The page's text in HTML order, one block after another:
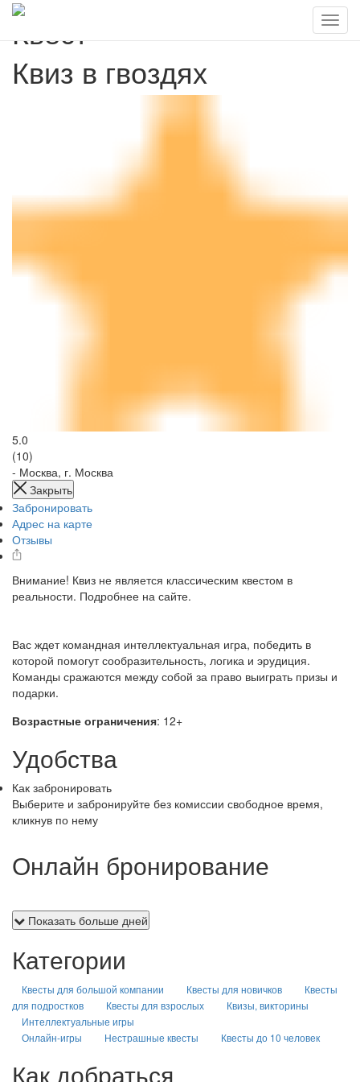
Квест
Квиз в гвоздях
5.0
(10)
- Москва, г. Москва
Закрыть
Забронировать
Адрес на карте
Отзывы
Внимание! Квиз не является классическим квестом в
реальности. Подробнее на сайте.
Вас ждет командная интеллектуальная игра, победить в
которой помогут сообразительность, логика и эрудиция.
Команды сражаются между собой за право выиграть призы и
подарки.
Возрастные ограничения: 12+
Удобства
Как забронировать
Выберите и забронируйте без комиссии свободное время,
кликнув по нему
Онлайн бронирование
Показать больше дней
Категории
Квесты для большой компании Квесты для новичков
Квесты
для подростков
Квесты для взрослых
Квизы, викторины
Интеллектуальные игры
Онлайн-игры
Нестрашные квесты Квесты до 10 человек
Как добраться